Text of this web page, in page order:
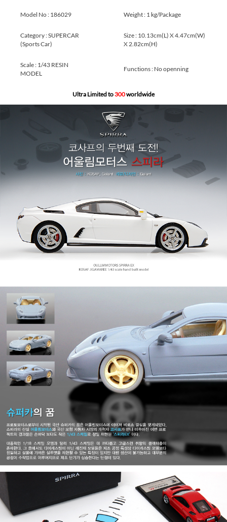
Model No : 186029 Weight : 1 kg/Package
Category : SUPERCAR
(Sports Car)
Size : 10.13cm(L) X 4.47cm(W)
X 2.82cm(H)
Scale : 1/43 RESIN
MODEL
Functions : No openning
Ultra Limited to300worldwide